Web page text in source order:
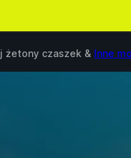
żetony czaszek & Inne